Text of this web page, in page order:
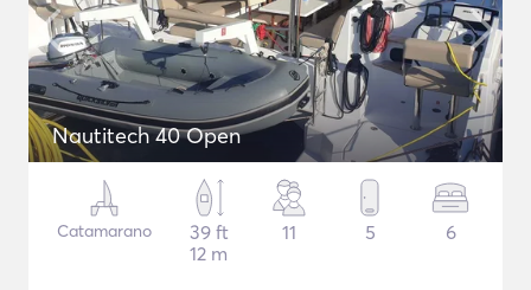
Nautitech 40 Open
Catamarano
39 ft
12 m
11 5 6